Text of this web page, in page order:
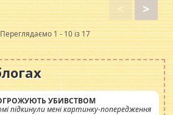
< >
Переглядаємо 1 - 10 із 17
УБИВСТВОМ
підкинули мені картинку-попередження